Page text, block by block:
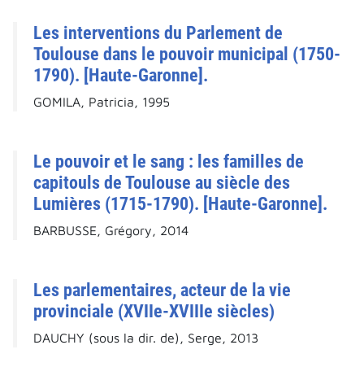
Les interventions du Parlement de
Toulouse dans le pouvoir municipal (1750-
1790). [Haute-Garonne].
GOMILA, Patricia, 1995
Le pouvoir et le sang : les familles de
capitouls de Toulouse au siècle des
Lumières (1715-1790). [Haute-Garonne].
BARBUSSE, Grégory, 2014
Les parlementaires, acteur de la vie
provinciale (XVIIe-XVIIIe siècles)
DAUCHY (sous la dir. de), Serge, 2013